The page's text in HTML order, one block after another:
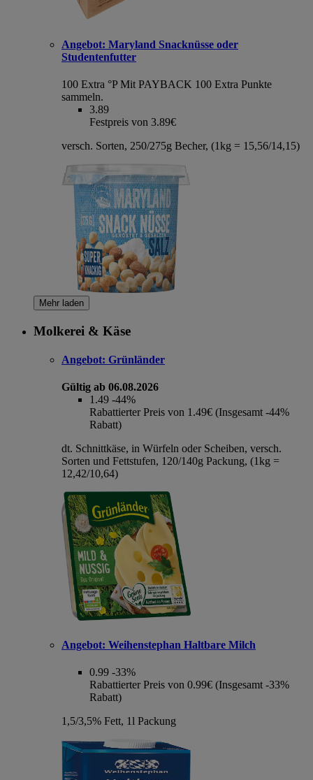
Angebot: Maryland Snacknüsse oder
Studentenfutter
100 Extra °P Mit PAYBACK 100 Extra Punkte
sammeln.
3.89
Festpreis von 3.89€
versch. Sorten, 250/275g Becher, (1kg = 15,56/14,15)
Mehr laden
Molkerei & Käse
Angebot: Grünländer
Gültig ab 06.08.2026
1.49 -44%
Rabattierter Preis von 1.49€ (Insgesamt -44%
Rabatt)
dt. Schnittkäse, in Würfeln oder Scheiben, versch.
Sorten und Fettstufen, 120/140g Packung, (1kg =
12,42/10,64)
Angebot: Weihenstephan Haltbare Milch
0.99 -33%
Rabattierter Preis von 0.99€ (Insgesamt -33%
Rabatt)
1,5/3,5% Fett, 1l Packung